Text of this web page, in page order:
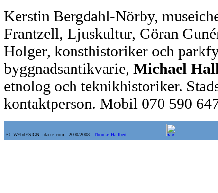
Kerstin Bergdahl-Nörby,
Frantzell, Ljuskultur, Göran
Holger, konsthistoriker och
byggnadsantikvarie, Michael
etnolog och teknikhistoriker.
kontaktperson. Mobil 070 590
©. WEbdESIGN: idaeus.com - 2000/2008 - Thomas Hallbert